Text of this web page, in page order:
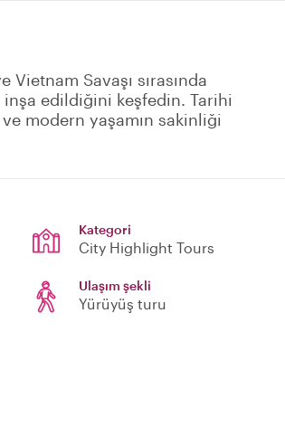
Vietnam Savaşı sırasında
inşa edildiğini keşfedin. Tarihi
modern yaşamın sakinliği
Kategori
City Highlight Tours
Ulaşım şekli
Yürüyüş turu